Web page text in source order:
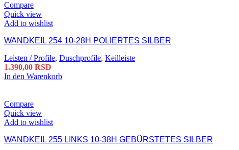
Compare
Quick view
Add to wishlist
WANDKEIL 254 10-28H POLIERTES SILBER
Leisten / Profile, Duschprofile, Keilleiste
1.390,00 RSD
In den Warenkorb
Compare
Quick view
Add to wishlist
WANDKEIL 255 LINKS 10-38H GEBÜRSTETES SILBER